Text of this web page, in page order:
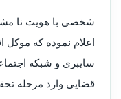
شخصی با هویت نا
اعلام نموده که
سایبری و شبکه
قضایی وارد مرحله